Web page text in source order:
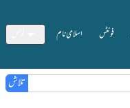
فونٹس اسلامی نام
تلاش